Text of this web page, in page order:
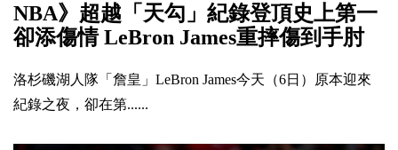
NBA》超越「天勾」紀錄登頂史上第一
卻添傷情 LeBron James重摔傷到手肘
洛杉磯湖人隊「詹皇」LeBron James今天（6日）原本迎來
紀錄之夜，卻在第......